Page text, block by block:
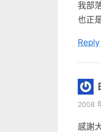
我部
也正
Reply
2008
感謝